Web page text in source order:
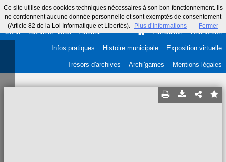
Ce site utilise des cookies techniques nécessaires à son bon fonctionnement. Ils
ne contiennent aucune donnée personnelle et sont exemptés de consentement
(Article 82 de la Loi Informatique et Libertés).
Plus d’informations Fermer
Menu Identifiez-vous Accueil Actualités Recherche
Infos pratiques Histoire municipale Exposition virtuelle
Trésors d'archives Archi'games Mentions légales